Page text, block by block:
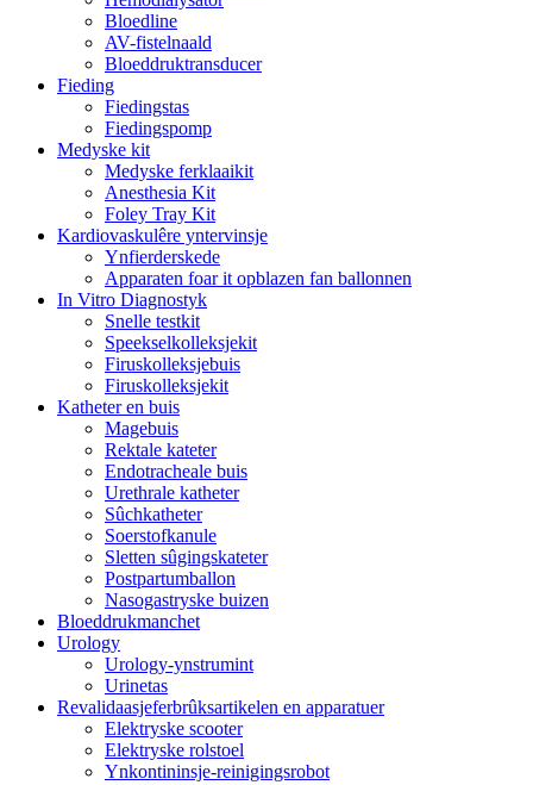
Bloedline
AV-fistelnaald
Bloeddruktransducer
Fieding
Fiedingstas
Fiedingspomp
Medyske kit
Medyske ferklaaikit
Anesthesia Kit
Foley Tray Kit
Kardiovaskulêre yntervinsje
Ynfierderskede
Apparaten foar it opblazen fan ballonnen
In Vitro Diagnostyk
Snelle testkit
Speekselkolleksjekit
Firuskolleksjebuis
Firuskolleksjekit
Katheter en buis
Magebuis
Rektale kateter
Endotracheale buis
Urethrale katheter
Sûchkatheter
Soerstofkanule
Sletten sûgingskateter
Postpartumballon
Nasogastryske buizen
Bloeddrukmanchet
Urology
Urology-ynstrumint
Urinetas
Revalidaasjeferbrûksartikelen en apparatuer
Elektryske scooter
Elektryske rolstoel
Ynkontininsje-reinigingsrobot